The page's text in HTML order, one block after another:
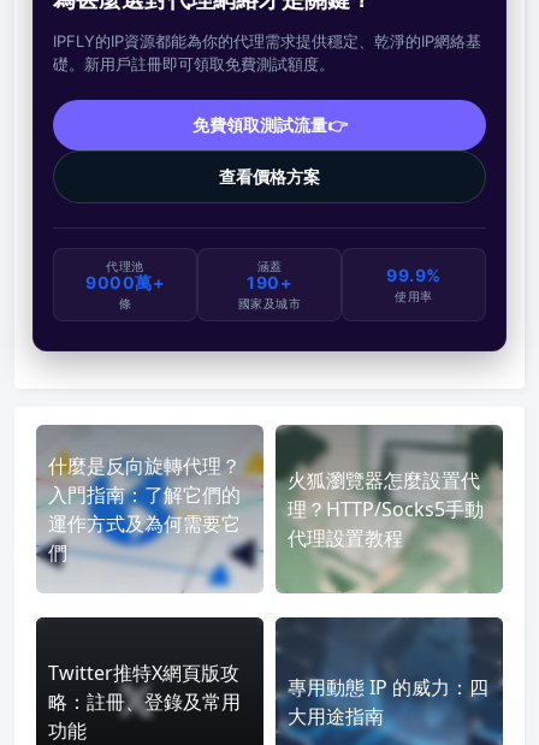
IPFLY的IP資源都能為你的代理需求提供穩定、乾淨的IP網絡基
礎。新用戶註冊即可領取免費測試額度。
免費領取測試流量👉
查看價格方案
代理池
9000萬+
條
涵蓋
190+
國家及城市
99.9%
使用率
什麼是反向旋轉代理？
入門指南：了解它們的
運作方式及為何需要它
們
火狐瀏覽器怎麼設置代
理？HTTP/Socks5手動
代理設置教程
Twitter推特X網頁版攻
略：註冊、登錄及常用
功能
專用動態 IP 的威力：四
大用途指南